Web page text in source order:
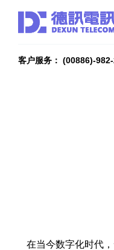
客户服务： (00886)-
在当今数字化时代